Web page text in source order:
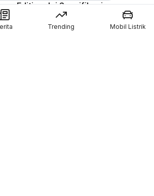
Edition, Ini Spesifikasinya
Polytron di GIIAS 2026
Trending Mobil Listrik